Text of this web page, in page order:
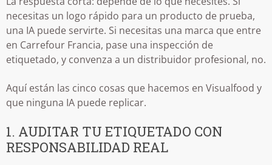
necesitas un logo rápido para un producto de prueba,
una IA puede servirte. Si necesitas una marca que entre
en Carrefour Francia, pase una inspección de
etiquetado, y convenza a un distribuidor profesional, no.
Aquí están las cinco cosas que hacemos en Visualfood y
que ninguna IA puede replicar.
1. AUDITAR TU ETIQUETADO CON
RESPONSABILIDAD REAL